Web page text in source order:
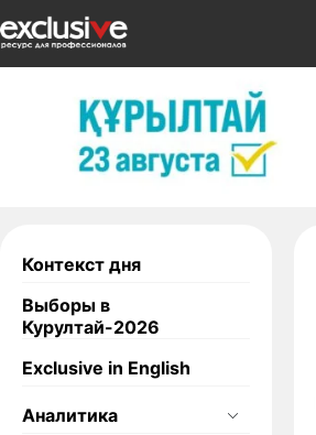
Контекст дня
Выборы в
Курултай-2026
Exclusive in English
Аналитика